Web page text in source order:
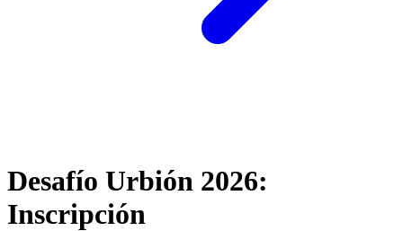
Desafío Urbión 2026:
Inscripción